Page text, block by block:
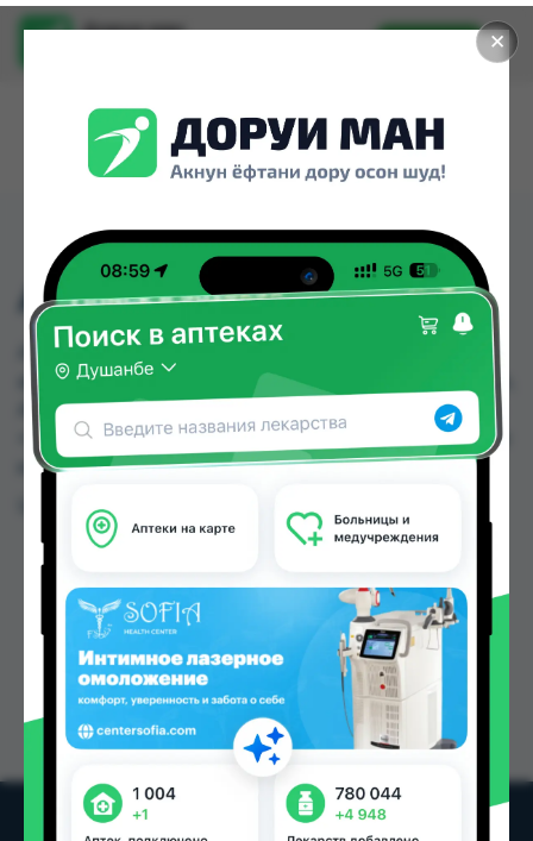
✕
Доруи ман
Установить
АНУЗОЛ СВ №10
АНУЗОЛ СВ №10 можно купить или заказать в
аптеках, Саховати Истаравшан, Абубакри Карим,
Авиценна, АЗИЗ ВАКО , Алишер-К, Амирӣ, Аптека
+ 24/7 по цене от 4.00 TJS до 9.80 TJS в Душанбе
и других городах Таджикистана
Цена: от4.00 TJS